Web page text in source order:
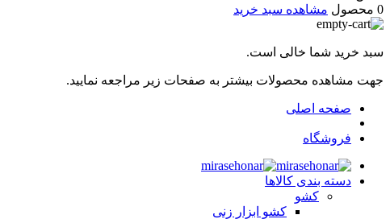
0 محصول
مشاهده سبد خرید
سبد خرید شما خالی است.
جهت مشاهده محصولات بیشتر به صفحات زیر مراجعه نمایید.
صفحه اصلی
فروشگاه
دسته بندی کالاها
کشو
کشو ابزار زنی